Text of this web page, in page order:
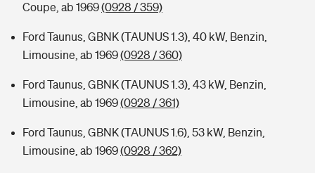
Coupe, ab 1969(0928 / 359)
Ford Taunus, GBNK (TAUNUS 1.3), 40 kW, Benzin,
Limousine, ab 1969(0928 / 360)
Ford Taunus, GBNK (TAUNUS 1.3), 43 kW, Benzin,
Limousine, ab 1969(0928 / 361)
Ford Taunus, GBNK (TAUNUS 1.6), 53 kW, Benzin,
Limousine, ab 1969(0928 / 362)